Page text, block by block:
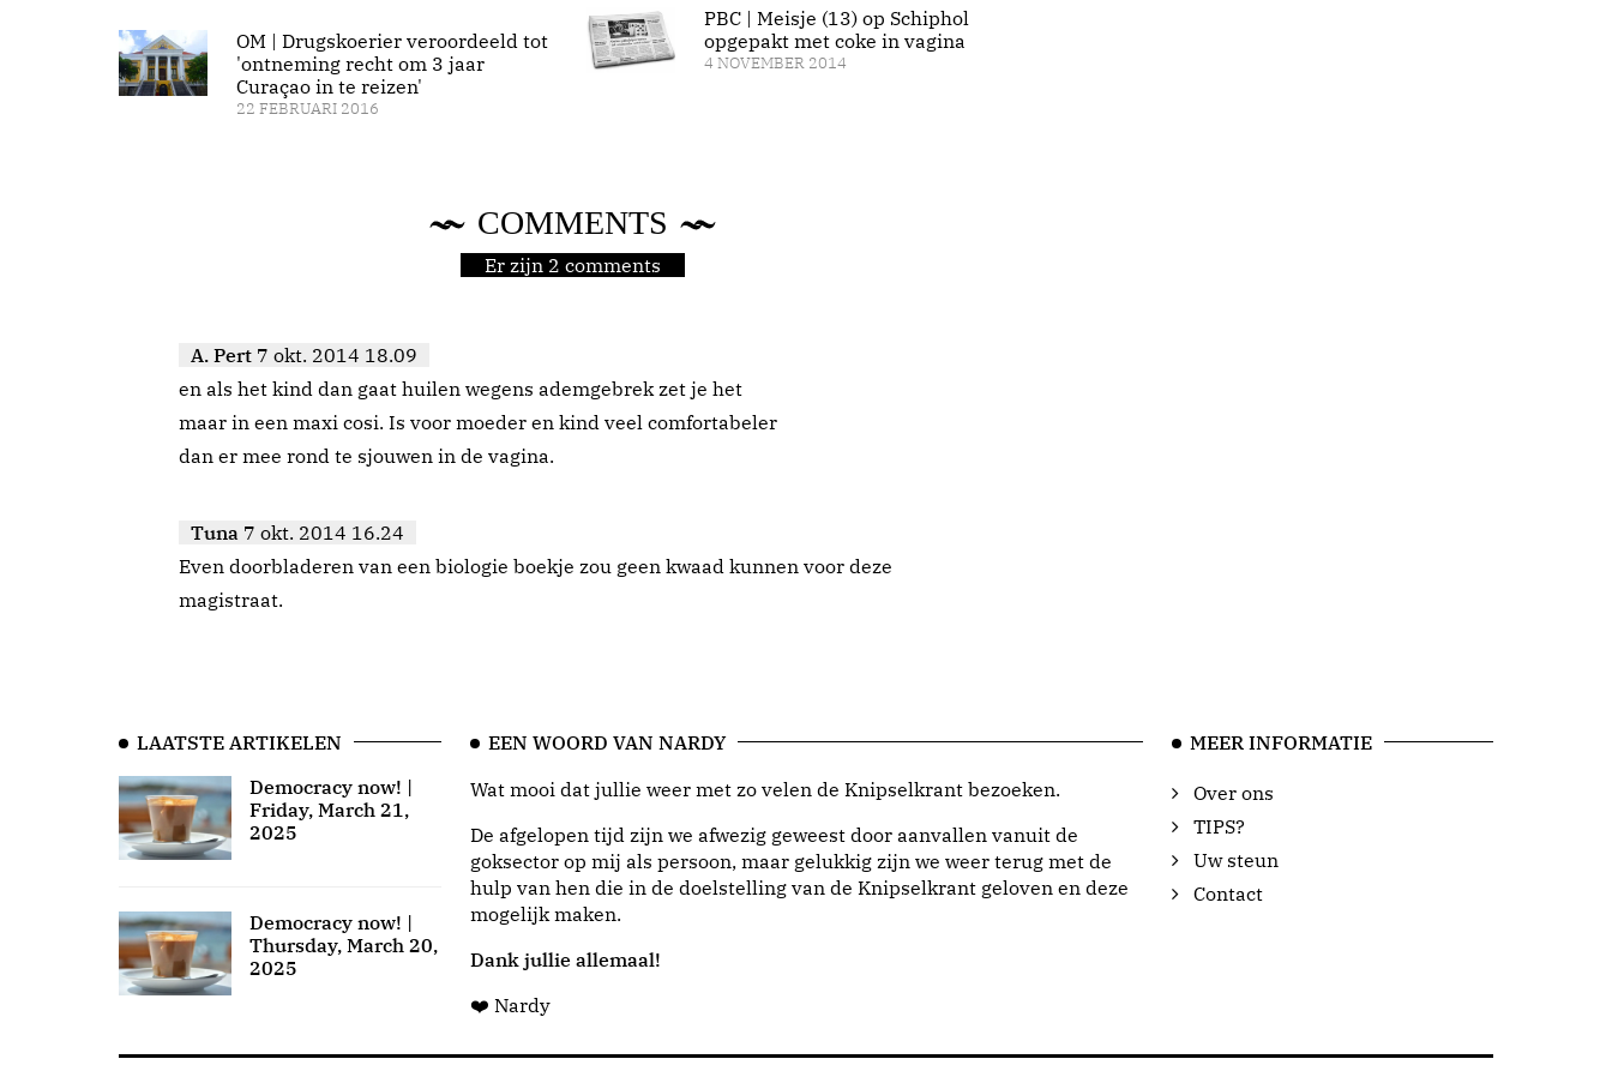
OM | Drugskoerier veroordeeld tot
'ontneming recht om 3 jaar
Curaçao in te reizen'
22 FEBRUARI 2016
PBC | Meisje (13) op Schiphol
opgepakt met coke in vagina
4 NOVEMBER 2014
COMMENTS
Er zijn 2 comments
A. Pert 7 okt. 2014 18.09
en als het kind dan gaat huilen wegens ademgebrek zet je het
maar in een maxi cosi. Is voor moeder en kind veel comfortabeler
dan er mee rond te sjouwen in de vagina.
Tuna 7 okt. 2014 16.24
Even doorbladeren van een biologie boekje zou geen kwaad kunnen voor deze
magistraat.
LAATSTE ARTIKELEN
Democracy now! |
Friday, March 21,
2025
Democracy now! |
Thursday, March 20,
2025
EEN WOORD VAN NARDY
Wat mooi dat jullie weer met zo velen de Knipselkrant bezoeken.
De afgelopen tijd zijn we afwezig geweest door aanvallen vanuit de
goksector op mij als persoon, maar gelukkig zijn we weer terug met de
hulp van hen die in de doelstelling van de Knipselkrant geloven en deze
mogelijk maken.
Dank jullie allemaal!
❤️ Nardy
MEER INFORMATIE
Over ons
TIPS?
Uw steun
Contact